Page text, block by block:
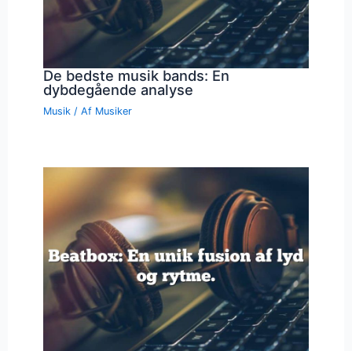
De bedste musik bands: En
dybdegående analyse
Musik / Af Musiker